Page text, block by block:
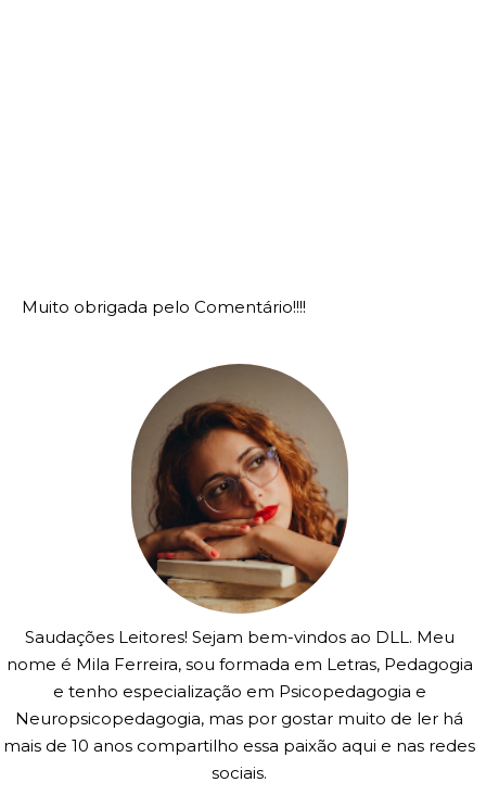
Muito obrigada pelo Comentário!!!!
Saudações Leitores! Sejam bem-vindos ao DLL. Meu
nome é Mila Ferreira, sou formada em Letras, Pedagogia
e tenho especialização em Psicopedagogia e
Neuropsicopedagogia, mas por gostar muito de ler há
mais de 10 anos compartilho essa paixão aqui e nas redes
sociais.